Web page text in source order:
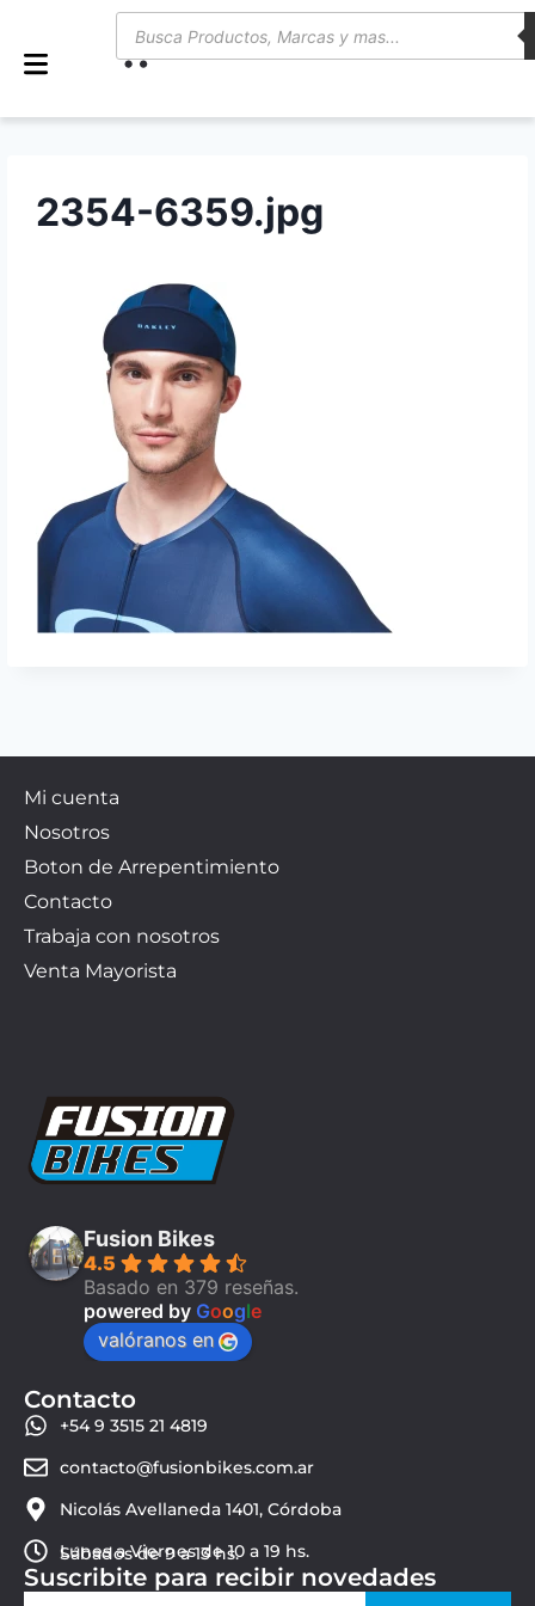
2354-6359.jpg
Mi cuenta
Nosotros
Boton de Arrepentimiento
Contacto
Trabaja con nosotros
Venta Mayorista
Fusion Bikes
4.5
Basado en 379 reseñas.
powered by Google
valóranos en
Contacto
+54 9 3515 21 4819
contacto@fusionbikes.com.ar
Nicolás Avellaneda 1401, Córdoba
Lunes a Viernes de 10 a 19 hs.
Sábados de 9 a 13 hs.
Suscribite para recibir novedades